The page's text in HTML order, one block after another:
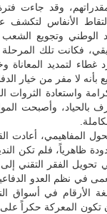
وقد جاءت
الأنفاس لتكشف
الوطني وتجويع
فكانت تلك المرحلة
غطاء لتمديد
بأنه لا مفر من خيار
واستعادة
بالحياد، وأصبحت
المفاهيمي، أعادت
ظاهرياً، فلم تكن
تحويل الفقر التقني إلى
في نظم العدو
الأرقام في أسواق
تكون المعركة حكراً